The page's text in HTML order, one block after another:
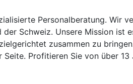
Personalberatung. Wir
Schweiz. Unsere Mission ist
zusammen zu
Profitieren Sie von über 13